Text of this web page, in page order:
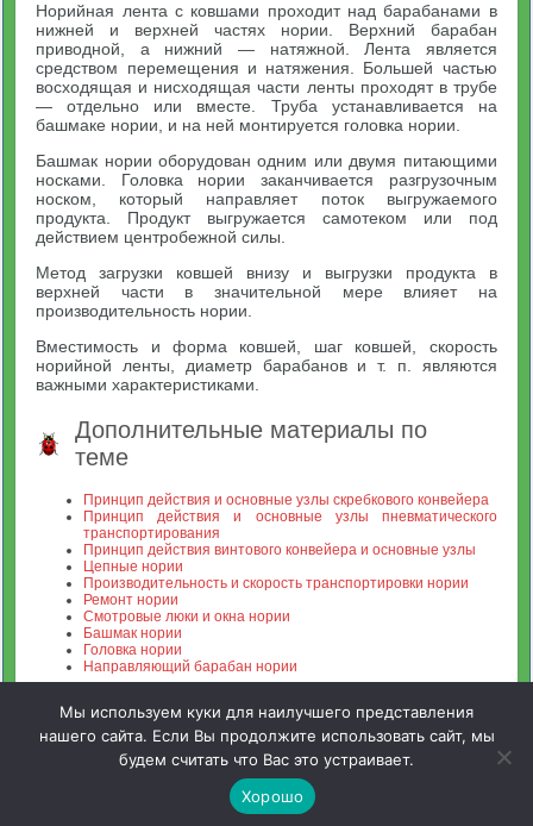
Норийная лента с ковшами проходит над барабанами в
нижней и верхней частях нории. Верхний барабан
приводной, а нижний — натяжной. Лента является
средством перемещения и натяжения. Большей частью
восходящая и нисходящая части ленты проходят в трубе
— отдельно или вместе. Труба устанавливается на
башмаке нории, и на ней монтируется головка нории.
Башмак нории оборудован одним или двумя питающими
носками. Головка нории заканчивается разгрузочным
носком, который направляет поток выгружаемого
продукта. Продукт выгружается самотеком или под
действием центробежной силы.
Метод загрузки ковшей внизу и выгрузки продукта в
верхней части в значительной мере влияет на
производительность нории.
Вместимость и форма ковшей, шаг ковшей, скорость
норийной ленты, диаметр барабанов и т. п. являются
важными характеристиками.
Дополнительные материалы по
теме
Принцип действия и основные узлы скребкового конвейера
Принцип действия и основные узлы пневматического
транспортирования
Принцип действия винтового конвейера и основные узлы
Цепные нории
Производительность и скорость транспортировки нории
Ремонт нории
Смотровые люки и окна нории
Башмак нории
Головка нории
Направляющий барабан нории
Зооинженерный факультет МСХА. Неофициальный сайт
Мы используем куки для наилучшего представления
нашего сайта. Если Вы продолжите использовать сайт, мы
будем считать что Вас это устраивает.
Хорошо